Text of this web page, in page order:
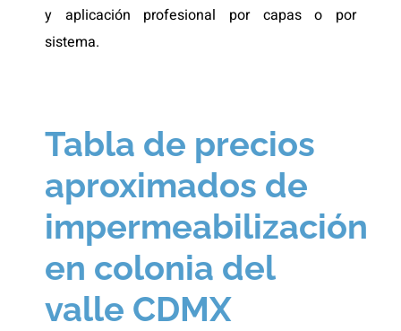
y aplicación profesional por capas o por
sistema.
Tabla de precios
aproximados de
impermeabilización
en colonia del
valle CDMX